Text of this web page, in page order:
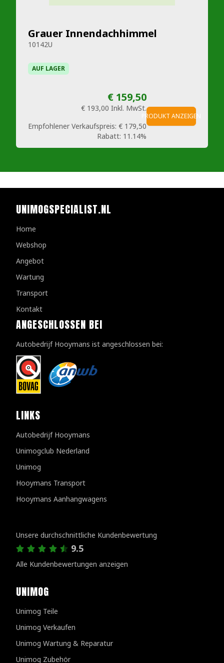
Grauer Innendachhimmel
10142U
AUF LAGER
€ 159,50
€ 193,00 Inkl. MwSt.
Empfohlener Verkaufspreis: € 179,50
Rabatt: 11.14%
PRODUKT ANZEIGEN
UNIMOGSPECIALIST.NL
Home
Webshop
Angebot
Wartung
Transport
Kontakt
ANGESCHLOSSEN BEI
Autobedrijf Hooymans ist angeschlossen bei:
LINKS
Autobedrijf Hooymans
Unimogclub Nederland
Unimog
Hooymans Transport
Hooymans Aanhangwagens
Unsere durchschnittliche Kundenbewertung
9.5
Alle Kundenbewertungen anzeigen
UNIMOG
Unimog Teile
Unimog Verkaufen
Unimog Wartung & Reparatur
Unimog Zubehör